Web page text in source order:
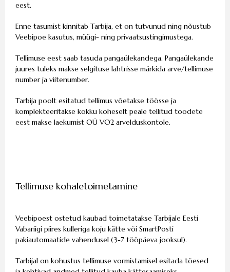
eest.
Enne tasumist kinnitab Tarbija, et on tutvunud ning nõustub
Veebipoe kasutus, müügi- ning privaatsustingimustega.
Tellimuse eest saab tasuda pangaülekandega. Pangaülekande
juures tuleks makse selgituse lahtrisse märkida arve/tellimuse
number ja viitenumber.
Tarbija poolt esitatud tellimus võetakse töösse ja
komplekteeritakse kokku koheselt peale tellitud toodete
eest makse laekumist OÜ VO2 arvelduskontole.
Tellimuse kohaletoimetamine
Veebipoest ostetud kaubad toimetatakse Tarbijale Eesti
Vabariigi piires kulleriga koju kätte või SmartPosti
pakiautomaatide vahendusel (3-7 tööpäeva jooksul).
Tarbijal on kohustus tellimuse vormistamisel esitada tõesed